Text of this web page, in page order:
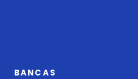
BANCAS